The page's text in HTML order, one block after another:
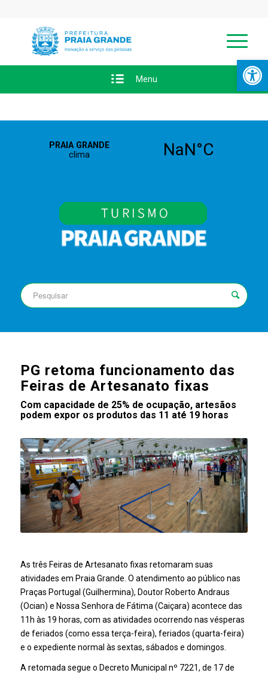
Abrir
Menu
PG retoma funcionamento das
Feiras de Artesanato fixas
Com capacidade de 25% de ocupação, artesãos
podem expor os produtos das 11 até 19 horas
As três Feiras de Artesanato fixas retomaram suas
atividades em Praia Grande. O atendimento ao público nas
Praças Portugal (Guilhermina), Doutor Roberto Andraus
(Ocian) e Nossa Senhora de Fátima (Caiçara) acontece das
11h às 19 horas, com as atividades ocorrendo nas vésperas
de feriados (como essa terça-feira), feriados (quarta-feira)
e o expediente normal às sextas, sábados e domingos.
A retomada segue o Decreto Municipal nº 7221, de 17 de